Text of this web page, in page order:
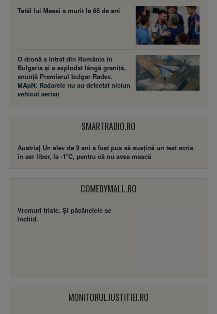
Tatăl lui Messi a murit la 68 de ani
O dronă a intrat din România în
Bulgaria și a explodat lângă graniță,
anunță Premierul bulgar Radev.
MApN: Radarele nu au detectat niciun
vehicul aerian
SMARTRADIO.RO
Austria| Un elev de 9 ani a fost pus să susţină un test scris
în aer liber, la -1°C, pentru că nu avea mască
COMEDYMALL.RO
Vremuri triste. Şi păcănelele se
închid.
MONITORULJUSTITIEI.RO